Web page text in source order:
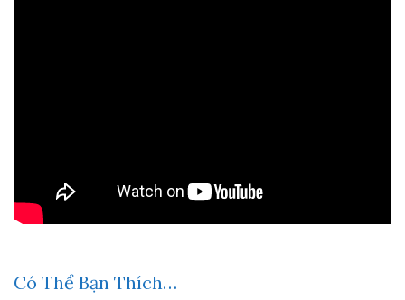
Có Thể Bạn Thích…